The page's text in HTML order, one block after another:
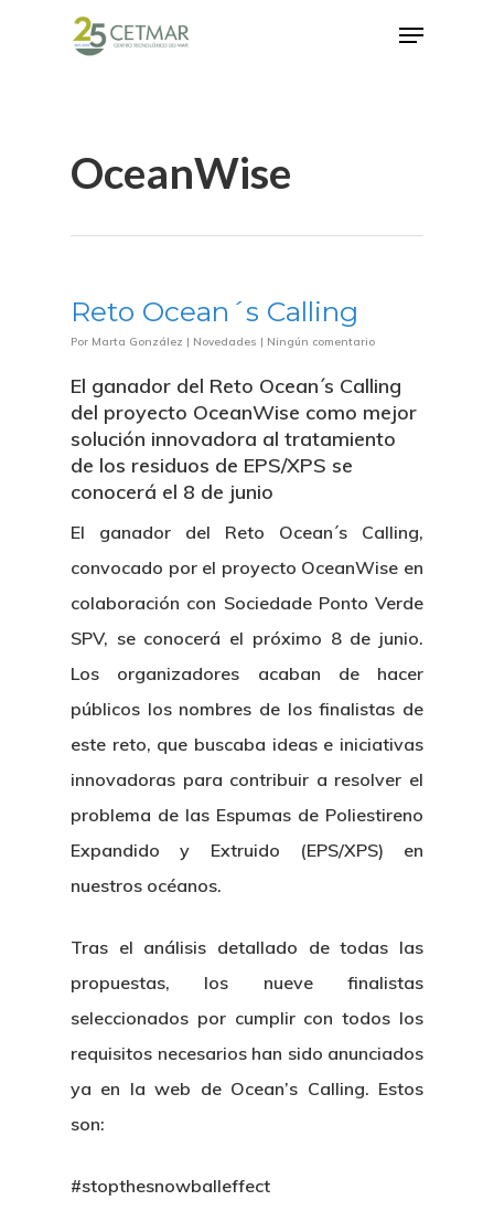
OceanWise
Reto Ocean´s Calling
Por Marta González | Novedades | Ningún comentario
El ganador del Reto Ocean´s Calling
del proyecto OceanWise como mejor
solución innovadora al tratamiento
de los residuos de EPS/XPS se
conocerá el 8 de junio
El ganador del Reto Ocean´s Calling,
convocado por el proyecto OceanWise en
colaboración con Sociedade Ponto Verde
SPV, se conocerá el próximo 8 de junio.
Los organizadores acaban de hacer
públicos los nombres de los finalistas de
este reto, que buscaba ideas e iniciativas
innovadoras para contribuir a resolver el
problema de las Espumas de Poliestireno
Expandido y Extruido (EPS/XPS) en
nuestros océanos.
Tras el análisis detallado de todas las
propuestas, los nueve finalistas
seleccionados por cumplir con todos los
requisitos necesarios han sido anunciados
ya en la web de Ocean’s Calling. Estos
son:
#stopthesnowballeffect